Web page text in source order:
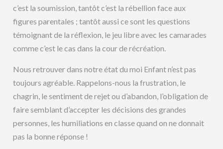
c’est la soumission, tantôt c’est la rébellion face aux
figures parentales ; tantôt aussi ce sont les questions
témoignant de la réflexion, le jeu libre avec les camarades
comme c’est le cas dans la cour de récréation.
Nous retrouver dans notre état du moi Enfant n’est pas
toujours agréable. Rappelons-nous la frustration, le
chagrin, le sentiment de rejet ou d’abandon, l’obligation de
faire semblant d’accepter les décisions des grandes
personnes, les humiliations en classe quand on ne donnait
pas la bonne réponse !